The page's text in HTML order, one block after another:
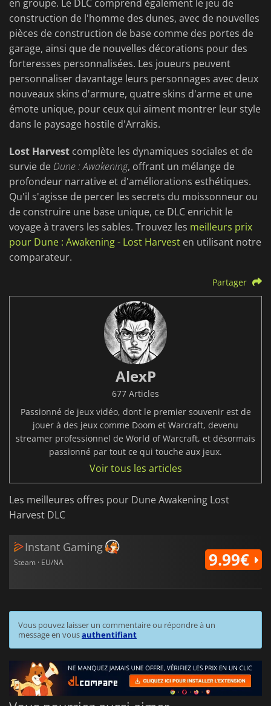
en groupe. Le DLC comprend également le jeu de
construction de l'homme des dunes, avec de nouvelles
pièces de construction de base comme des portes de
garage, ainsi que de nouvelles décorations pour des
forteresses personnalisées. Les joueurs peuvent
personnaliser davantage leurs personnages avec deux
nouveaux skins d'armure, quatre skins d'arme et une
émote unique, pour ceux qui aiment montrer leur style
dans le paysage hostile d'Arrakis.
Lost Harvest complète les dynamiques sociales et de
survie deDune : Awakening, offrant un mélange de
profondeur narrative et d'améliorations esthétiques.
Qu'il s'agisse de percer les secrets du moissonneur ou
de construire une base unique, ce DLC enrichit le
voyage à travers les sables. Trouvez les meilleurs prix
pour Dune : Awakening - Lost Harvest en utilisant notre
comparateur.
Partager
AlexP
677 Articles
Passionné de jeux vidéo, dont le premier souvenir est de
jouer à des jeux comme Doom et Warcraft, devenu
streamer professionnel de World of Warcraft, et désormais
passionné par tout ce qui touche aux jeux.
Voir tous les articles
Les meilleures offres pour Dune Awakening Lost
Harvest DLC
Instant Gaming
Steam · EU/NA 9.99€
Vous pouvez laisser un commentaire ou répondre à un
message en vousauthentifiant